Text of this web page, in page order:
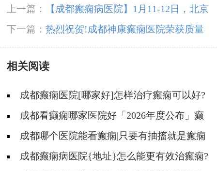
上一篇：
【成都癫痫病医院】1月11-12日，北京
三甲知名专家高伟博士亲临神康会诊，一站式解
决癫痫难题!
下一篇： 热烈祝贺!成都神康癫痫医院荣获质量
榜样-“2024年度·医疗质量信誉双优示范医院”
相关阅读
成都癫痫医院[哪家好]怎样治疗癫痫可以好?
成都看癫痫哪家医院好「2026年度公布」癫
痫病人的饮食禁忌
成都哪个医院能看癫痫|只要有抽搐就是癫痫
病吗?成都癫痫病医院{地址}怎么能更有效治癫痫?